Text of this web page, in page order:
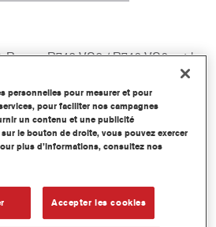
Poncer P742 VS2 / P746 VS6 est la
les laques de finition Imron Fleet
lisse et durable et peut être préparé
températures ambiantes et de
de poids lourds et de remorques.
personnelles pour mesurer et pour
pour faciliter nos campagnes
un contenu et une publicité
le bouton de droite, vous pouvez exercer
plus d’informations, consultez nos
Accepter les cookies